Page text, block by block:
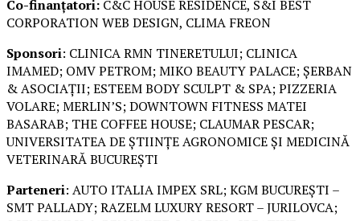
Co-finanțatori: C&C HOUSE RESIDENCE, S&I BEST
CORPORATION WEB DESIGN, CLIMA FREON
Sponsori: CLINICA RMN TINERETULUI; CLINICA
IMAMED; OMV PETROM; MIKO BEAUTY PALACE; ȘERBAN
& ASOCIAȚII; ESTEEM BODY SCULPT & SPA; PIZZERIA
VOLARE; MERLIN’S; DOWNTOWN FITNESS MATEI
BASARAB; THE COFFEE HOUSE; CLAUMAR PESCAR;
UNIVERSITATEA DE ȘTIINȚE AGRONOMICE ȘI MEDICINĂ
VETERINARĂ BUCUREȘTI
Parteneri: AUTO ITALIA IMPEX SRL; KGM BUCUREȘTI –
SMT PALLADY; RAZELM LUXURY RESORT – JURILOVCA;